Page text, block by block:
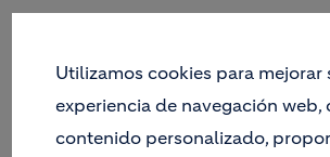
Unas 200 personas han
domingo a las Jornadas de
la fábrica de cemento del grupo
Utilizamos cookies para mejorar
experiencia de navegación web,
contenido personalizado,